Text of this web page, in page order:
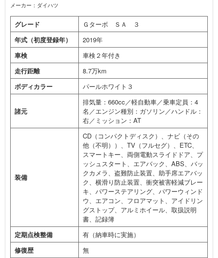
メーカー：ダイハツ
グレード
Ｇターボ ＳＡ ３
年式（初度登録年）
2019年
車検
車検２年付き
走行距離
8.7万km
ボディカラー
パールホワイト３
諸元
排気量：660cc／軽自動車／乗車定員：4
名／エンジン種別：ガソリン／ハンドル：
右／ミッション：AT
装備
CD（コンパクトディスク）、ナビ（その
他（不明））、TV（フルセグ）、ETC、
スマートキー、両側電動スライドドア、プ
ッシュスタート、エアバック、ABS、バッ
クカメラ、盗難防止装置、助手席エアバッ
ク、横滑り防止装置、衝突被害軽減ブレー
キ、パワーステアリング、パワーウィンド
ウ、エアコン、フロアマット、アイドリン
グストップ、アルミホイール、取扱説明
書、記録簿
定期点検整備
有（納車時に実施）
修復歴
無